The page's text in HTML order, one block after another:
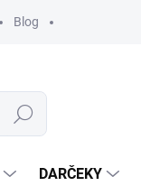
Blog
Hľadať
DARČEKY